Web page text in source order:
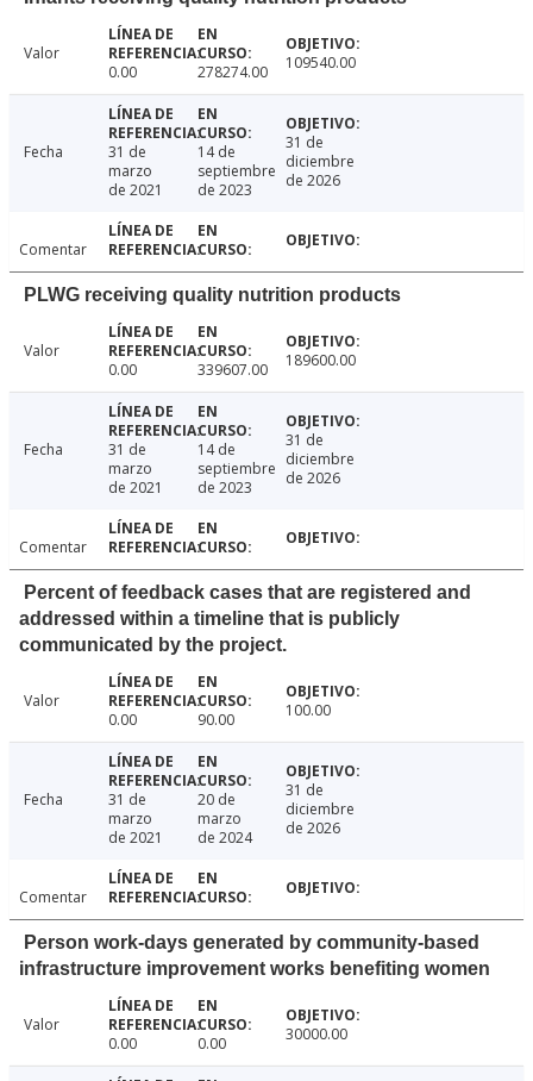
Valor
0.00
278274.00 109540.00
Fecha
31 de
marzo
de 2021
14 de
septiembre
de 2023
31 de
diciembre
de 2026
Comentar
PLWG receiving quality nutrition products
Valor
0.00
339607.00 189600.00
Fecha
31 de
marzo
de 2021
14 de
septiembre
de 2023
31 de
diciembre
de 2026
Comentar
Percent of feedback cases that are registered and
addressed within a timeline that is publicly
communicated by the project.
Valor
0.00
90.00 100.00
Fecha
31 de
marzo
de 2021
20 de
marzo
de 2024
31 de
diciembre
de 2026
Comentar
Person work-days generated by community-based
infrastructure improvement works benefiting women
Valor
0.00
0.00 30000.00